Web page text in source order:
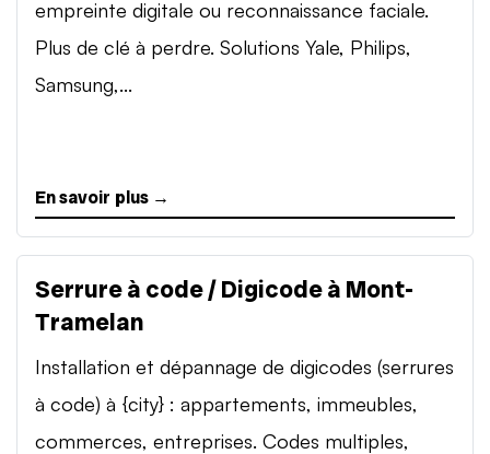
empreinte digitale ou reconnaissance faciale.
Plus de clé à perdre. Solutions Yale, Philips,
Samsung,...
En savoir plus →
Serrure à code / Digicode à Mont-
Tramelan
Installation et dépannage de digicodes (serrures
à code) à {city} : appartements, immeubles,
commerces, entreprises. Codes multiples,